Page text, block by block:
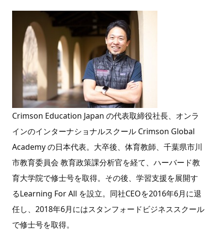
Crimson Education Japan の代表取締役社長、オンラ
インのインターナショナルスクール Crimson Global
Academy の日本代表。大卒後、体育教師、千葉県市川
市教育委員会 教育政策課分析官を経て、ハーバード教
育大学院で修士号を取得。その後、学習支援を展開す
るLearning For All を設立。同社CEOを2016年6月に退
任し、2018年6月にはスタンフォードビジネススクール
で修士号を取得。